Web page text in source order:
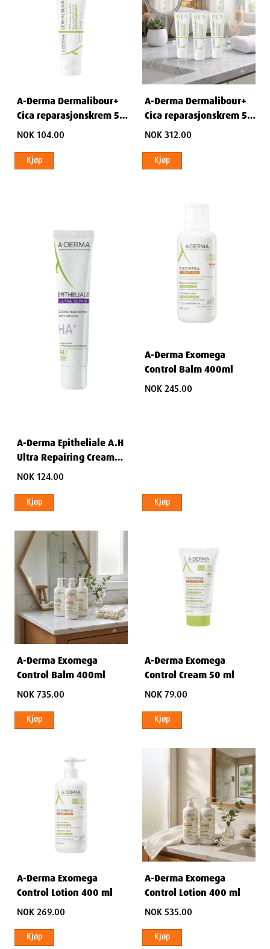
A-Derma Dermalibour+
Cica reparasjonskrem 50
ml
NOK 104.00
Kjøp
A-Derma Dermalibour+
Cica reparasjonskrem 50
ml
NOK 312.00
Kjøp
A-Derma Epitheliale A.H
Ultra Repairing Cream
40 ml
NOK 124.00
Kjøp
A-Derma Exomega
Control Balm 400ml
NOK 245.00
Kjøp
A-Derma Exomega
Control Balm 400ml
NOK 735.00
Kjøp
A-Derma Exomega
Control Cream 50 ml
NOK 79.00
Kjøp
A-Derma Exomega
Control Lotion 400 ml
NOK 269.00
Kjøp
A-Derma Exomega
Control Lotion 400 ml
NOK 535.00
Kjøp